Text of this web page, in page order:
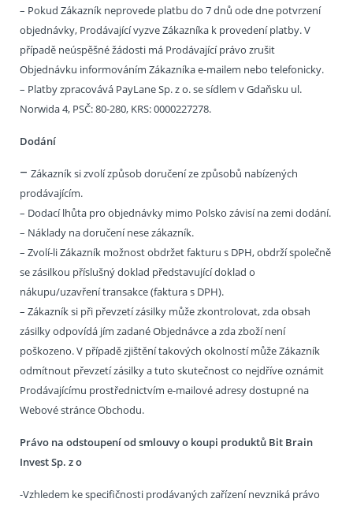
– Pokud Zákazník neprovede platbu do 7 dnů ode dne potvrzení
objednávky, Prodávající vyzve Zákazníka k provedení platby. V
případě neúspěšné žádosti má Prodávající právo zrušit
Objednávku informováním Zákazníka e-mailem nebo telefonicky.
– Platby zpracovává PayLane Sp. z o. se sídlem v Gdaňsku ul.
Norwida 4, PSČ: 80-280, KRS: 0000227278.
Dodání
– Zákazník si zvolí způsob doručení ze způsobů nabízených
prodávajícím.
– Dodací lhůta pro objednávky mimo Polsko závisí na zemi dodání.
– Náklady na doručení nese zákazník.
– Zvolí-li Zákazník možnost obdržet fakturu s DPH, obdrží společně
se zásilkou příslušný doklad představující doklad o
nákupu/uzavření transakce (faktura s DPH).
– Zákazník si při převzetí zásilky může zkontrolovat, zda obsah
zásilky odpovídá jím zadané Objednávce a zda zboží není
poškozeno. V případě zjištění takových okolností může Zákazník
odmítnout převzetí zásilky a tuto skutečnost co nejdříve oznámit
Prodávajícímu prostřednictvím e-mailové adresy dostupné na
Webové stránce Obchodu.
Právo na odstoupení od smlouvy o koupi produktů Bit Brain
Invest Sp. z o
-Vzhledem ke specifičnosti prodávaných zařízení nevzniká právo